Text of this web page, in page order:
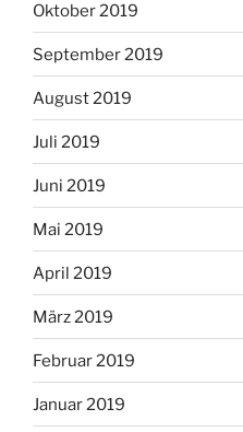
Oktober 2019
September 2019
August 2019
Juli 2019
Juni 2019
Mai 2019
April 2019
März 2019
Februar 2019
Januar 2019